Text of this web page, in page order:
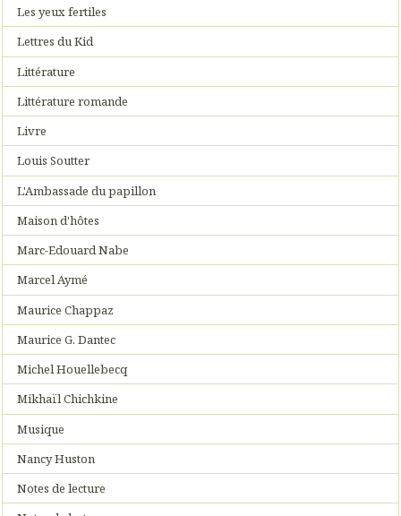
Les yeux fertiles
Lettres du Kid
Littérature
Littérature romande
Livre
Louis Soutter
L'Ambassade du papillon
Maison d'hôtes
Marc-Edouard Nabe
Marcel Aymé
Maurice Chappaz
Maurice G. Dantec
Michel Houellebecq
Mikhaïl Chichkine
Musique
Nancy Huston
Notes de lecture